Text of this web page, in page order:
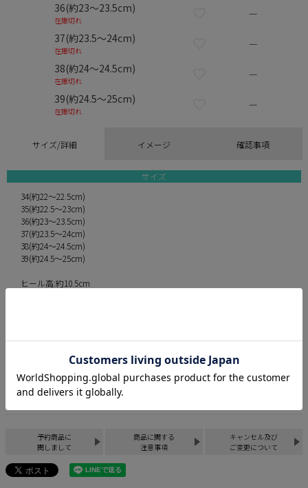
36(約23～23.5cm)
在庫切れ
—
37(約23.5～24cm)
在庫切れ
—
38(約24～24.5cm)
在庫切れ
—
39(約24.5～25cm)
在庫切れ
—
サイズ/詳細 イメージ 確認事項
サイズ
34(約22～22.5cm)
35(約22.5～23cm)
36(約23～23.5cm)
37(約23.5～24cm)
38(約24～24.5cm)
39(約24.5～25cm)
ヒール高:約10.5cm
ポインテッドトゥシューズ
お盆直前！Summer Luxe Week
黒のサンダル・パンプス
予約商品に
関しまして
商品に関する
注意事項
キャンセル及び
ご変更について